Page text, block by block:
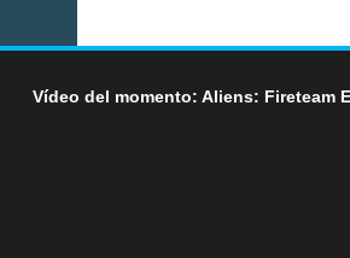
Vídeo del momento: Aliens: Fireteam